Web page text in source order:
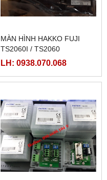
MÀN HÌNH HAKKO FUJI
TS2060I / TS2060
LH: 0938.070.068